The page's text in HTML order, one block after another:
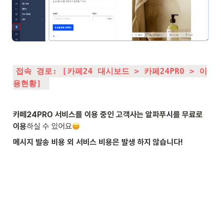
접속 경로: [카페24 대시보드 > 카페24PRO > 이
용현황]
카페24PRO 서비스를 이용 중인 고객사는 알파푸시를 무료로
이용하실 수 있어요
메시지 발송 비용 외 서비스 비용은 발생 하지 않습니다!